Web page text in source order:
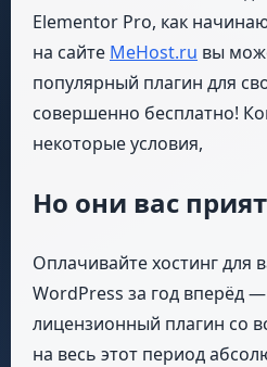
Elementor Pro, как
на сайте MeHost.ru вы
популярный плагин для
совершенно бесплатно!
некоторые условия,
Но они вас
Оплачивайте хостинг для
WordPress за год вперёд
лицензионный плагин со
на весь этот период